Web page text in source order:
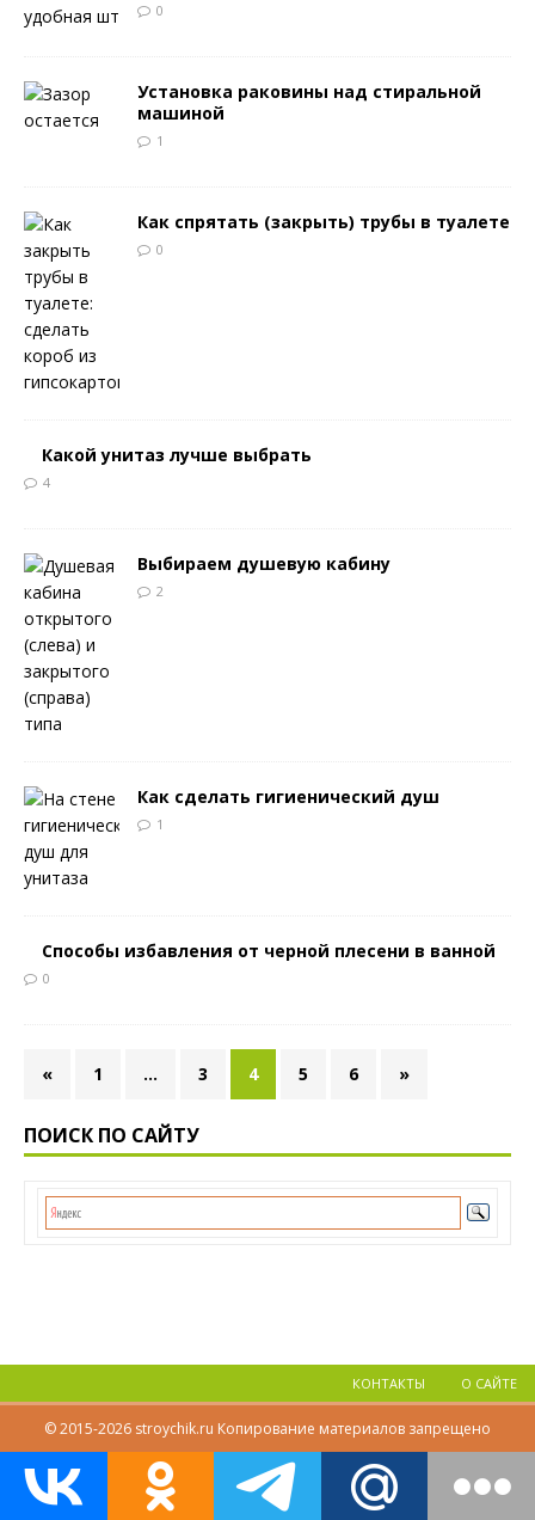
0
Установка раковины над стиральной
машиной
1
Как спрятать (закрыть) трубы в туалете
0
Какой унитаз лучше выбрать
4
Выбираем душевую кабину
2
Как сделать гигиенический душ
1
Способы избавления от черной плесени в ванной
0
« 1 … 3 4 5 6 »
ПОИСК ПО САЙТУ
КОНТАКТЫ О САЙТЕ
© 2015-2026 stroychik.ru Копирование материалов запрещено